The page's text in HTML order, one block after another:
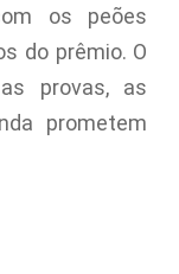
os peões
do prêmio. O
provas, as
prometem